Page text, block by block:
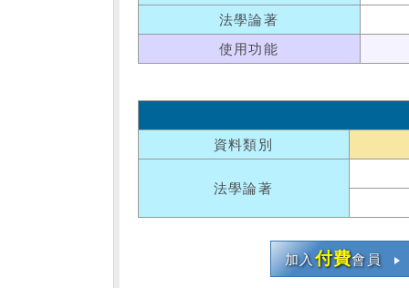
法學論著
使用功能
資料類別
法學論著
加入付費會員